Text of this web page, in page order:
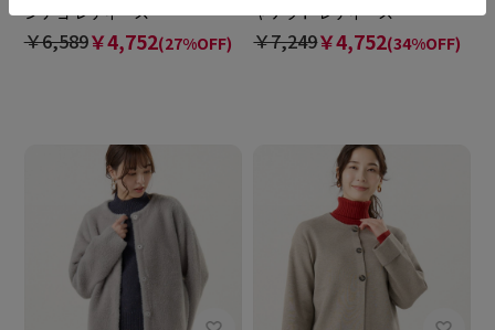
ンチョ レディース
￥6,589￥4,752(27%OFF)
ャケット レディース
￥7,249￥4,752(34%OFF)